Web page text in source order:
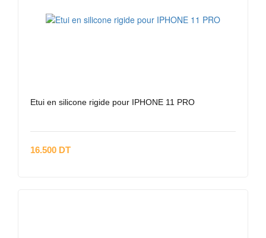
Etui en silicone rigide pour IPHONE 11 PRO
16.500 DT